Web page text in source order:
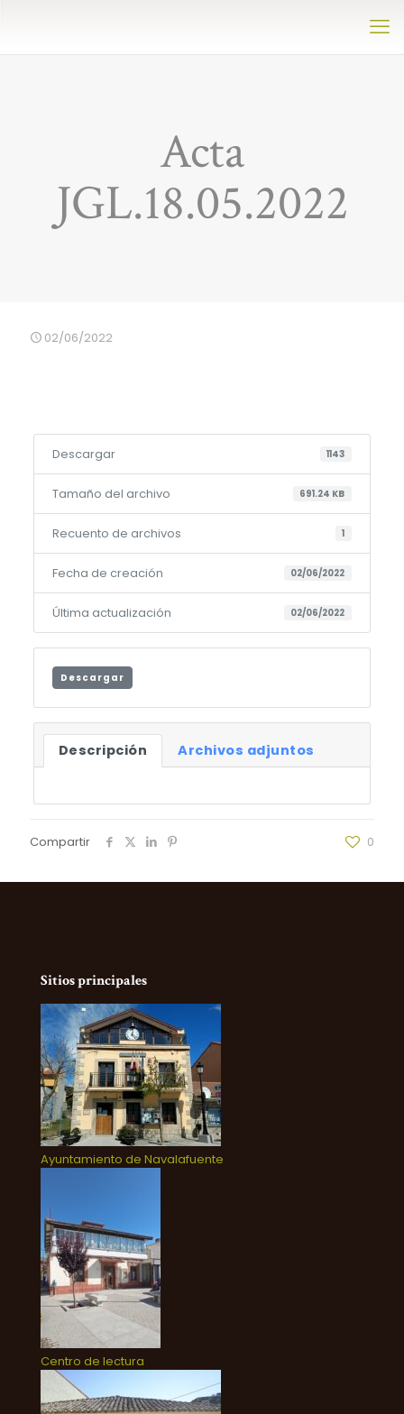
Acta
JGL.18.05.2022
02/06/2022
Descargar 1143
Tamaño del archivo 691.24 KB
Recuento de archivos 1
Fecha de creación 02/06/2022
Última actualización 02/06/2022
Descargar
Descripción Archivos adjuntos
Compartir 0
Sitios principales
Ayuntamiento de Navalafuente
Centro de lectura